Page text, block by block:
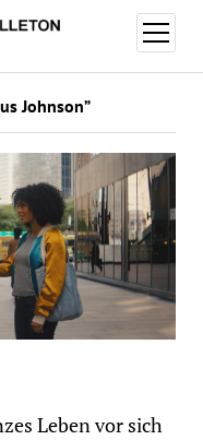
Menü
öffnen
Johnson”
Leben vor sich